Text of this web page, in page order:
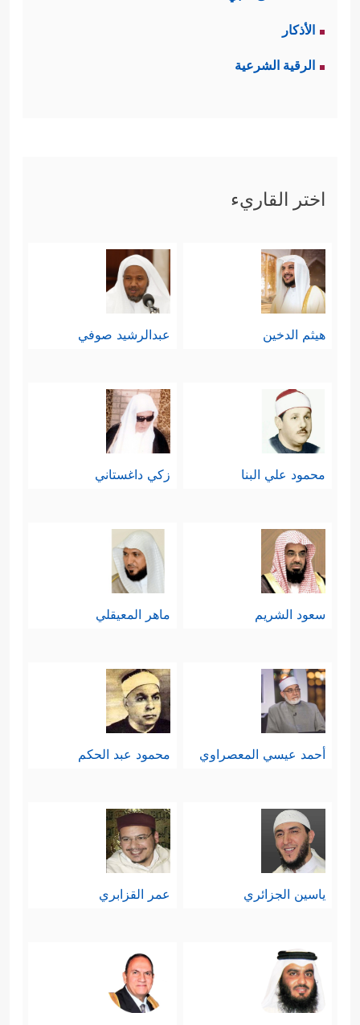
الأذكار
الرقية الشرعية
اختر القاريء
هيثم الدخين عبدالرشيد صوفي
محمود علي البنا زكي داغستاني
سعود الشريم ماهر المعيقلي
أحمد عيسي المعصراوي محمود عبد الحكم
ياسين الجزائري عمر القزابري